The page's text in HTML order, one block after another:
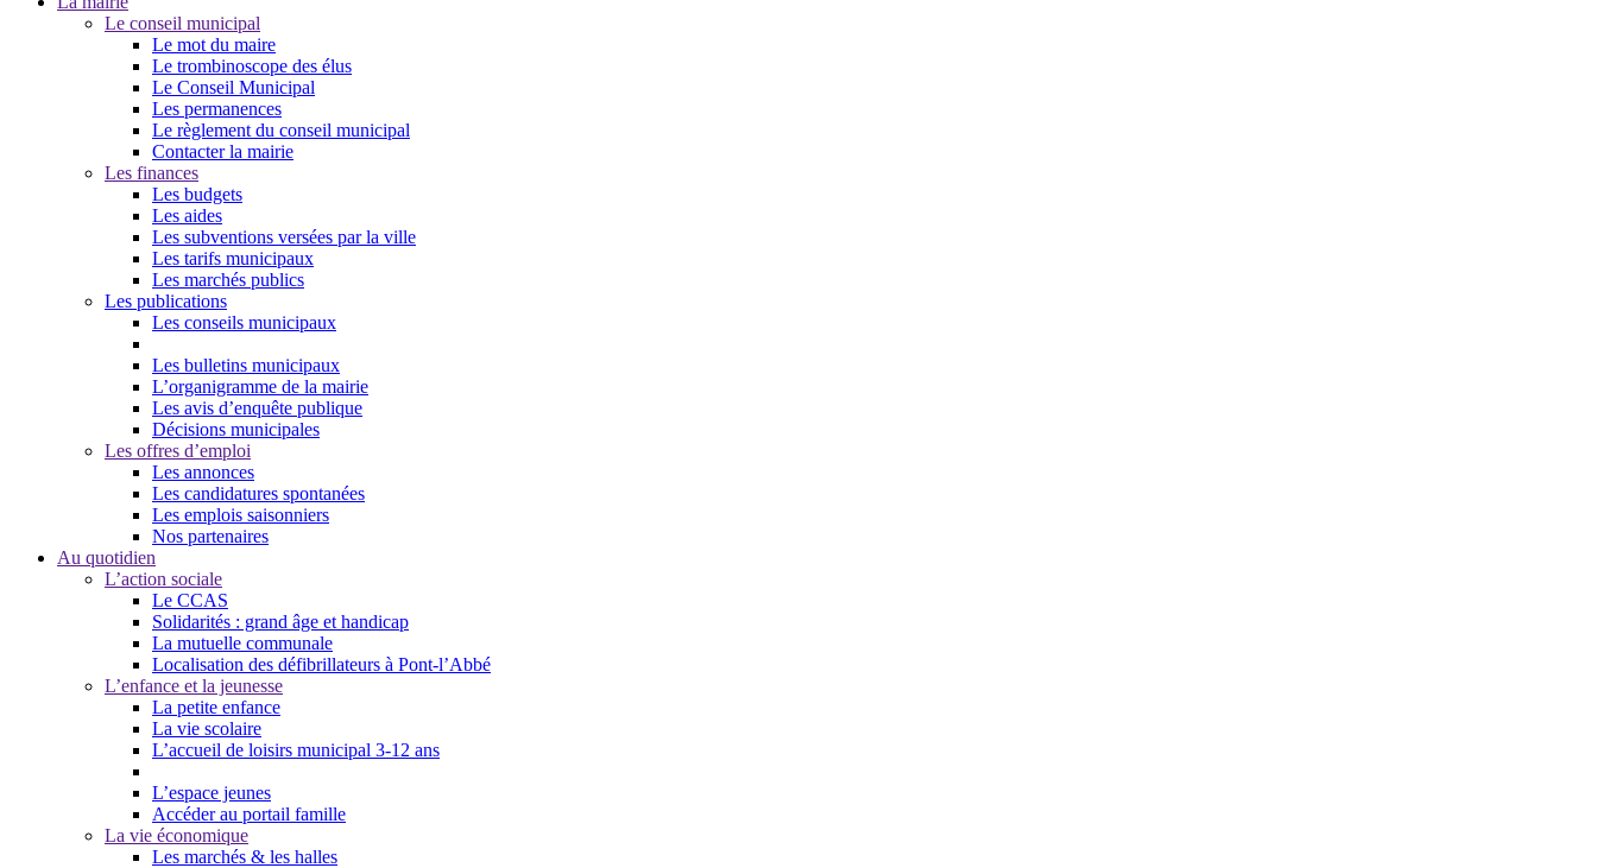
Le conseil municipal
Le mot du maire
Le trombinoscope des élus
Le Conseil Municipal
Les permanences
Le règlement du conseil municipal
Contacter la mairie
Les finances
Les budgets
Les aides
Les subventions versées par la ville
Les tarifs municipaux
Les marchés publics
Les publications
Les conseils municipaux
Les bulletins municipaux
L’organigramme de la mairie
Les avis d’enquête publique
Décisions municipales
Les offres d’emploi
Les annonces
Les candidatures spontanées
Les emplois saisonniers
Nos partenaires
Au quotidien
L’action sociale
Le CCAS
Solidarités : grand âge et handicap
La mutuelle communale
Localisation des défibrillateurs à Pont-l’Abbé
L’enfance et la jeunesse
La petite enfance
La vie scolaire
L’accueil de loisirs municipal 3-12 ans
L’espace jeunes
Accéder au portail famille
La vie économique
Les marchés & les halles